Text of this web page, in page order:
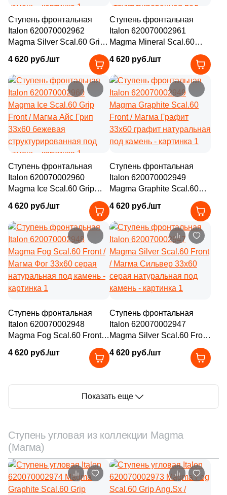
29.1x30 (1)
29.8x30 (1)
29.7x33.3 (5)
29.6x29.6 (
29.2x29.5 (1)
29.5x29.5 (131)
29.5x28.5 (3)
29.5x29.1 (8)
29.8x30.5 (
29.9х29.9 ( 2)
29.5x25.5 (1)
29.6x30.5 (2)
29.2x33.2 (5)
29.8x28.6 (7)
29x29 (24)
29.6x79.6 (2)
29.8x29.8 (329)
29.9x32.1 (
29.5х29.5 (1)
29x28 ( 1)
Ступень фронтальная
Italon 620070002962
Magma Silver Scal.60 Grip
Грип 33x60 серая
структурированная под
камень
4 620 руб./шт
Ступень фронтальная
Italon 620070002961
Magma Mineral Scal.60
Минерал Грип 33x60
бежевая / серая
структурированная под
камень
4 620 руб./шт
Ступень фронтальная
Italon 620070002960
Magma Ice Scal.60 Grip
33x60 бежевая
структурированная под
камень
4 620 руб./шт
Ступень фронтальная
Italon 620070002949
Magma Graphite Scal.60
33x60 графит натуральная
под камень
4 620 руб./шт
Ступень фронтальная
Italon 620070002948
Magma Fog Scal.60 Front /
Магма Фог 33x60 серая
натуральная под камень
4 620 руб./шт
Ступень фронтальная
Italon 620070002947
Magma Silver Scal.60 Front
/ Магма Сильвер 33x60
серая натуральная под
4 620 руб./шт
Показать еще
Ступень угловая из коллекции Magma
(Магма)